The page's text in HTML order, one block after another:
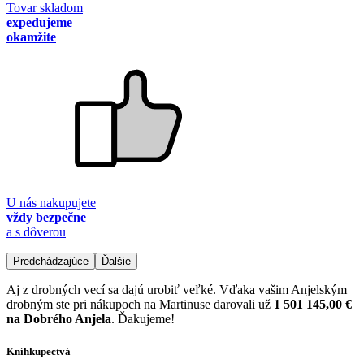
Tovar skladom
expedujeme
okamžite
U nás nakupujete
vždy bezpečne
a s dôverou
Predchádzajúce Ďalšie
Aj z drobných vecí sa dajú urobiť veľké. Vďaka vašim Anjelským
drobným ste pri nákupoch na Martinuse darovali už 1 501 145,00 €
na Dobrého Anjela. Ďakujeme!
Kníhkupectvá